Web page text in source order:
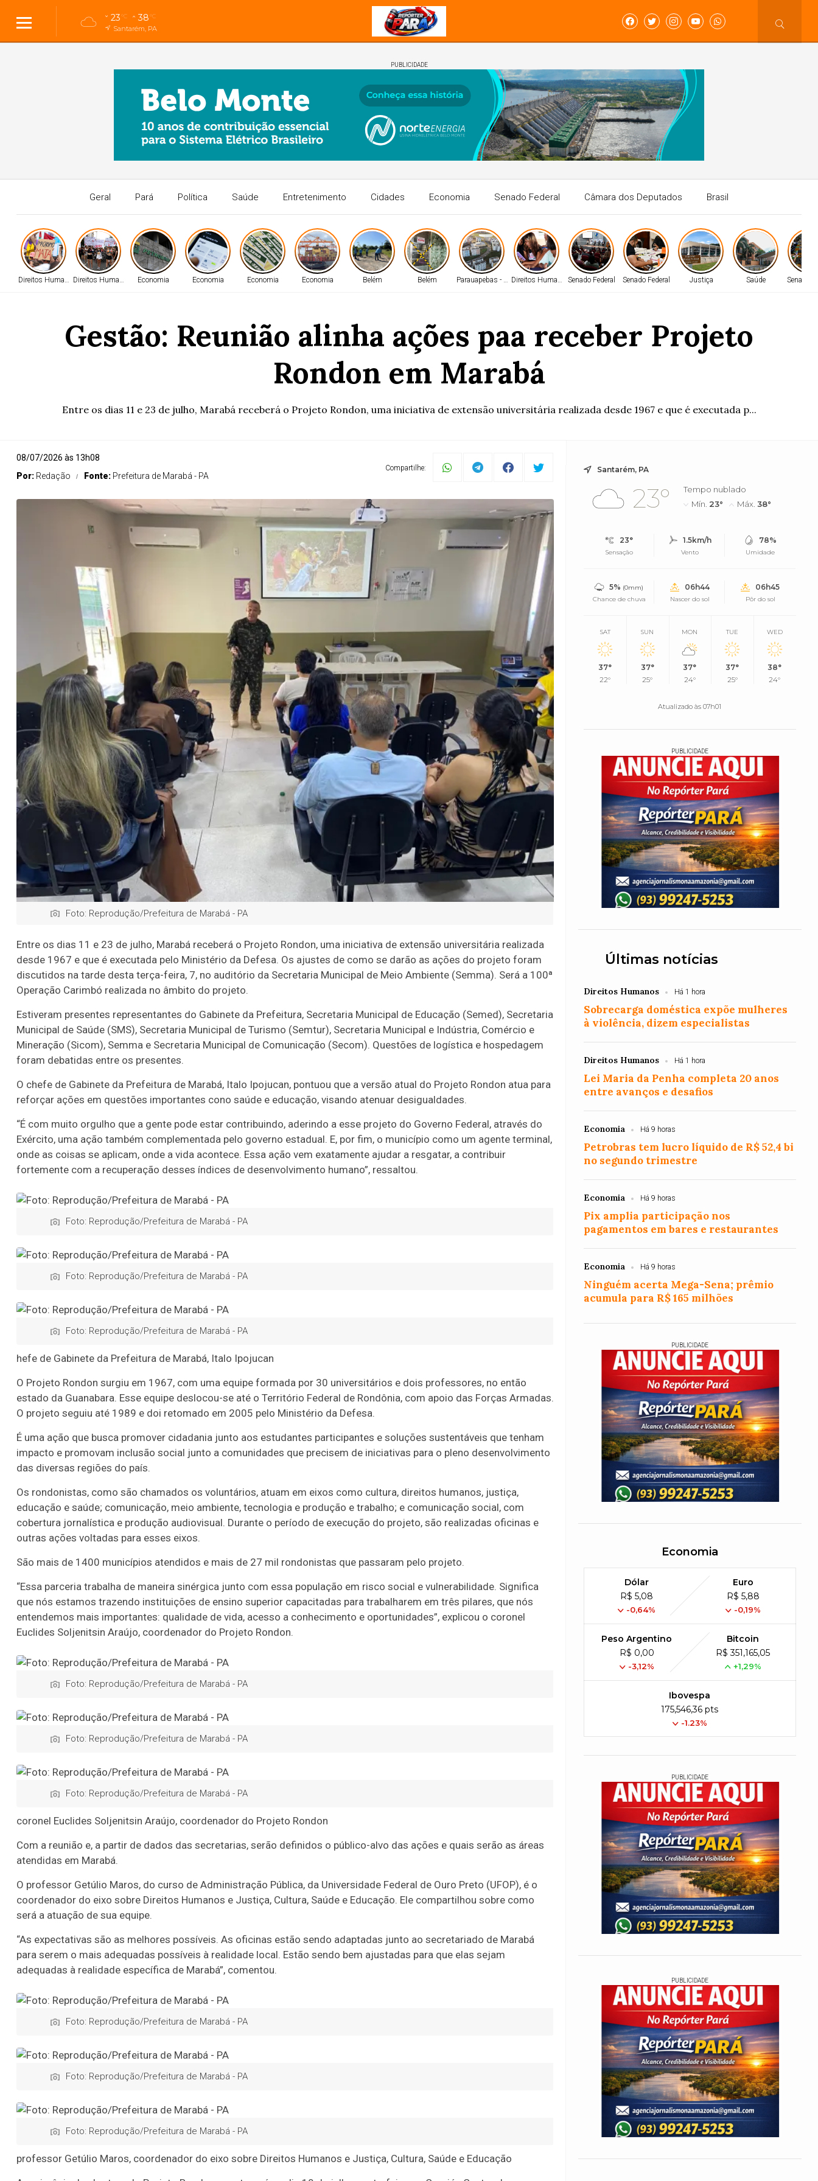
23°C 38°C
Santarém, PA
PUBLICIDADE
Geral Pará Política Saúde Entretenimento Cidades Economia Senado Federal Câmara dos Deputados Brasil
Direitos HumanosDireitos Humanos Economia Economia Economia Economia Belém Belém Parauapebas - PA Direitos HumanosSenado Federal Senado Federal Justiça Saúde Senado
Gestão: Reunião alinha ações paa receber Projeto
Rondon em Marabá
Entre os dias 11 e 23 de julho, Marabá receberá o Projeto Rondon, uma iniciativa de extensão universitária realizada desde 1967 e que é executada p...
08/07/2026 às 13h08
Por: Redação Fonte: Prefeitura de Marabá - PA
Compartilhe:
Foto: Reprodução/Prefeitura de Marabá - PA
Entre os dias 11 e 23 de julho, Marabá receberá o Projeto Rondon, uma iniciativa de extensão universitária realizada
desde 1967 e que é executada pelo Ministério da Defesa. Os ajustes de como se darão as ações do projeto foram
discutidos na tarde desta terça-feira, 7, no auditório da Secretaria Municipal de Meio Ambiente (Semma). Será a 100ª
Operação Carimbó realizada no âmbito do projeto.
Estiveram presentes representantes do Gabinete da Prefeitura, Secretaria Municipal de Educação (Semed), Secretaria
Municipal de Saúde (SMS), Secretaria Municipal de Turismo (Semtur), Secretaria Municipal e Indústria, Comércio e
Mineração (Sicom), Semma e Secretaria Municipal de Comunicação (Secom). Questões de logística e hospedagem
foram debatidas entre os presentes.
O chefe de Gabinete da Prefeitura de Marabá, Italo Ipojucan, pontuou que a versão atual do Projeto Rondon atua para
reforçar ações em questões importantes cono saúde e educação, visando atenuar desigualdades.
“É com muito orgulho que a gente pode estar contribuindo, aderindo a esse projeto do Governo Federal, através do
Exército, uma ação também complementada pelo governo estadual. E, por fim, o município como um agente terminal,
onde as coisas se aplicam, onde a vida acontece. Essa ação vem exatamente ajudar a resgatar, a contribuir
fortemente com a recuperação desses índices de desenvolvimento humano”, ressaltou.
Foto: Reprodução/Prefeitura de Marabá - PA
Foto: Reprodução/Prefeitura de Marabá - PA
Foto: Reprodução/Prefeitura de Marabá - PA
hefe de Gabinete da Prefeitura de Marabá, Italo Ipojucan
O Projeto Rondon surgiu em 1967, com uma equipe formada por 30 universitários e dois professores, no então
estado da Guanabara. Esse equipe deslocou-se até o Território Federal de Rondônia, com apoio das Forças Armadas.
O projeto seguiu até 1989 e doi retomado em 2005 pelo Ministério da Defesa.
É uma ação que busca promover cidadania junto aos estudantes participantes e soluções sustentáveis que tenham
impacto e promovam inclusão social junto a comunidades que precisem de iniciativas para o pleno desenvolvimento
das diversas regiões do país.
Os rondonistas, como são chamados os voluntários, atuam em eixos como cultura, direitos humanos, justiça,
educação e saúde; comunicação, meio ambiente, tecnologia e produção e trabalho; e comunicação social, com
cobertura jornalística e produção audiovisual. Durante o período de execução do projeto, são realizadas oficinas e
outras ações voltadas para esses eixos.
São mais de 1400 municípios atendidos e mais de 27 mil rondonistas que passaram pelo projeto.
“Essa parceria trabalha de maneira sinérgica junto com essa população em risco social e vulnerabilidade. Significa
que nós estamos trazendo instituições de ensino superior capacitadas para trabalharem em três pilares, que nós
entendemos mais importantes: qualidade de vida, acesso a conhecimento e oportunidades”, explicou o coronel
Euclides Soljenitsin Araújo, coordenador do Projeto Rondon.
Foto: Reprodução/Prefeitura de Marabá - PA
Foto: Reprodução/Prefeitura de Marabá - PA
Foto: Reprodução/Prefeitura de Marabá - PA
coronel Euclides Soljenitsin Araújo, coordenador do Projeto Rondon
Com a reunião e, a partir de dados das secretarias, serão definidos o público-alvo das ações e quais serão as áreas
atendidas em Marabá.
O professor Getúlio Maros, do curso de Administração Pública, da Universidade Federal de Ouro Preto (UFOP), é o
coordenador do eixo sobre Direitos Humanos e Justiça, Cultura, Saúde e Educação. Ele compartilhou sobre como
será a atuação de sua equipe.
“As expectativas são as melhores possíveis. As oficinas estão sendo adaptadas junto ao secretariado de Marabá
para serem o mais adequadas possíveis à realidade local. Estão sendo bem ajustadas para que elas sejam
adequadas à realidade específica de Marabá”, comentou.
Foto: Reprodução/Prefeitura de Marabá - PA
Foto: Reprodução/Prefeitura de Marabá - PA
Foto: Reprodução/Prefeitura de Marabá - PA
professor Getúlio Maros, coordenador do eixo sobre Direitos Humanos e Justiça, Cultura, Saúde e Educação
Santarém, PA
23°
Tempo nublado
Mín. 23° Máx.38°
23°
Sensação
1.5km/h
Vento
78%
Umidade
5% (0mm)
Chance de chuva
06h44
Nascer do sol
06h45
Pôr do sol
SAT
37°
22°
SUN
37°
25°
MON
37°
24°
TUE
37°
25°
WED
38°
24°
Atualizado às 07h01
PUBLICIDADE
Últimas notícias
Direitos Humanos Há 1 hora
Sobrecarga doméstica expõe mulheres
à violência, dizem especialistas
Direitos Humanos Há 1 hora
Lei Maria da Penha completa 20 anos
entre avanços e desafios
Economia Há 9 horas
Petrobras tem lucro líquido de R$ 52,4 bi
no segundo trimestre
Economia Há 9 horas
Pix amplia participação nos
pagamentos em bares e restaurantes
Economia Há 9 horas
Ninguém acerta Mega-Sena; prêmio
acumula para R$ 165 milhões
PUBLICIDADE
Economia
Dólar
R$ 5,08
-0,64%
Euro
R$ 5,88
-0,19%
Peso Argentino
R$ 0,00
-3,12%
Bitcoin
R$ 351,165,05
+1,29%
Ibovespa
175,546,36 pts
-1.23%
PUBLICIDADE
PUBLICIDADE